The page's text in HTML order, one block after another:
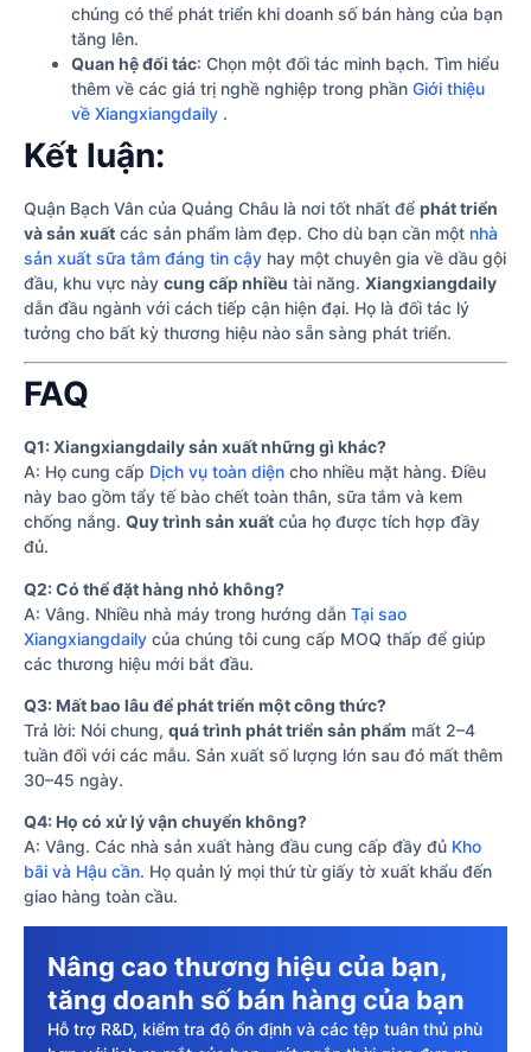
chúng có thể phát triển khi doanh số bán hàng của bạn
tăng lên.
Quan hệ đối tác: Chọn một đối tác minh bạch. Tìm hiểu
thêm về các giá trị nghề nghiệp trong phần Giới thiệu
về Xiangxiangdaily .
Kết luận:
Quận Bạch Vân của Quảng Châu là nơi tốt nhất để phát triển
và sản xuất các sản phẩm làm đẹp. Cho dù bạn cần một nhà
sản xuất sữa tắm đáng tin cậy hay một chuyên gia về dầu gội
đầu, khu vực này cung cấp nhiều tài năng. Xiangxiangdaily
dẫn đầu ngành với cách tiếp cận hiện đại. Họ là đối tác lý
tưởng cho bất kỳ thương hiệu nào sẵn sàng phát triển.
FAQ
Q1: Xiangxiangdaily sản xuất những gì khác?
A: Họ cung cấp Dịch vụ toàn diện cho nhiều mặt hàng. Điều
này bao gồm tẩy tế bào chết toàn thân, sữa tắm và kem
chống nắng. Quy trình sản xuất của họ được tích hợp đầy
đủ.
Q2: Có thể đặt hàng nhỏ không?
A: Vâng. Nhiều nhà máy trong hướng dẫn Tại sao
Xiangxiangdaily của chúng tôi cung cấp MOQ thấp để giúp
các thương hiệu mới bắt đầu.
Q3: Mất bao lâu để phát triển một công thức?
Trả lời: Nói chung, quá trình phát triển sản phẩm mất 2–4
tuần đối với các mẫu. Sản xuất số lượng lớn sau đó mất thêm
30–45 ngày.
Q4: Họ có xử lý vận chuyển không?
A: Vâng. Các nhà sản xuất hàng đầu cung cấp đầy đủ Kho
bãi và Hậu cần. Họ quản lý mọi thứ từ giấy tờ xuất khẩu đến
giao hàng toàn cầu.
Nâng cao thương hiệu của bạn,
tăng doanh số bán hàng của bạn
Hỗ trợ R&D, kiểm tra độ ổn định và các tệp tuân thủ phù